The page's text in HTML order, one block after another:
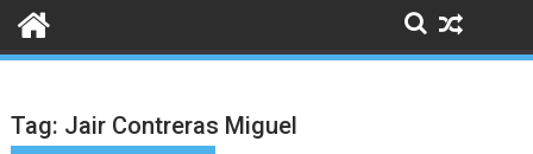
Tag: Jair Contreras Miguel